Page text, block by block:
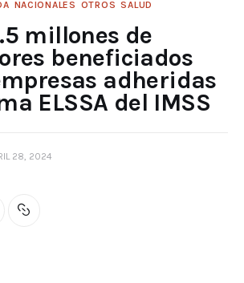
NACIONALES OTROS SALUD
millones de
beneficiados
adheridas
ELSSA del IMSS
28, 2024